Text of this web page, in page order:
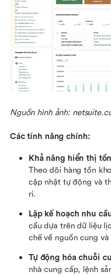
Nguồn hình ảnh:
Các tính năng chính:
Khả năng hiển thị
Theo dõi hàng tồn
cập nhật tự động và
ri.
Lập kế hoạch nhu
cầu dựa trên dữ liệu
chế về nguồn cung
Tự động hóa chuỗi
nhà cung cấp, lệnh